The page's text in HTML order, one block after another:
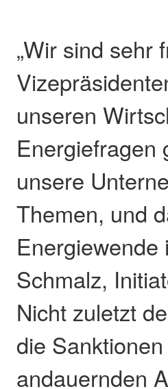
„Wir sind sehr
unseren
Energiefragen
unsere
Themen, und
Energiewende
Schmalz,
Nicht zuletzt
die
andauernden